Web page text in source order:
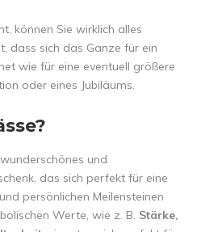
können Sie wirklich alles
dass sich das Ganze für ein
wie für eine eventuell größere
oder eines Jubiläums.
und
das sich perfekt für eine
persönlichen Meilensteinen
Werte, wie z. B. Stärke,